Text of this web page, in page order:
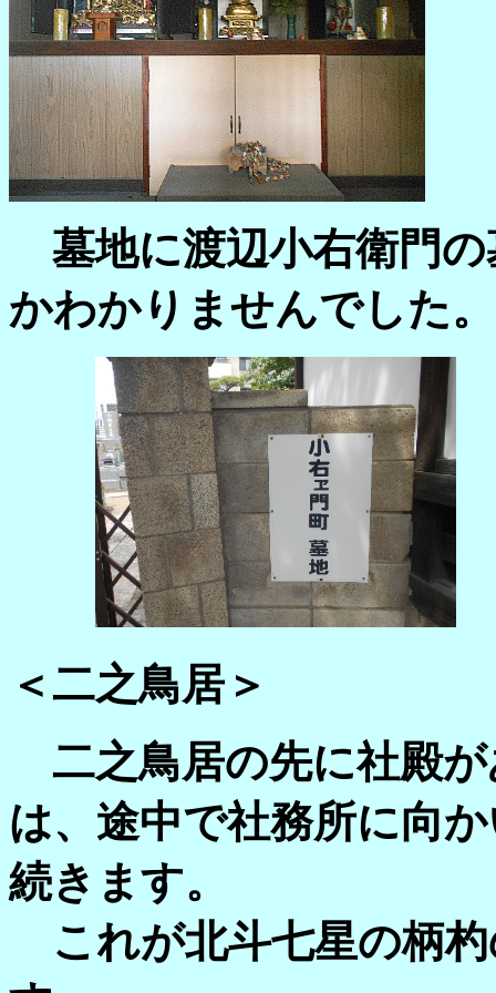
墓地に渡辺小右衛門
かわかりませんでした。
＜二之鳥居＞
二之鳥居の先に社殿
は、途中で社務所に向
続きます。
これが北斗七星の柄